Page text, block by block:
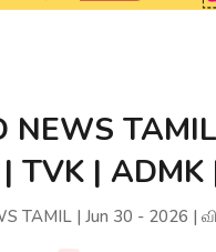
NEWS
TVK |
TAMIL | Jun 30 - 2026 |